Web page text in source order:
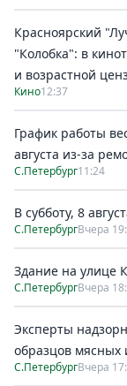
Красноярский
"Колобка": в
и возрастной
Кино12:37
График работы
августа из-за
С.Петербург11:24
В субботу, 8
С.ПетербургВчера
Здание на улице
С.ПетербургВчера
Эксперты
образцов мясных
С.ПетербургВчера